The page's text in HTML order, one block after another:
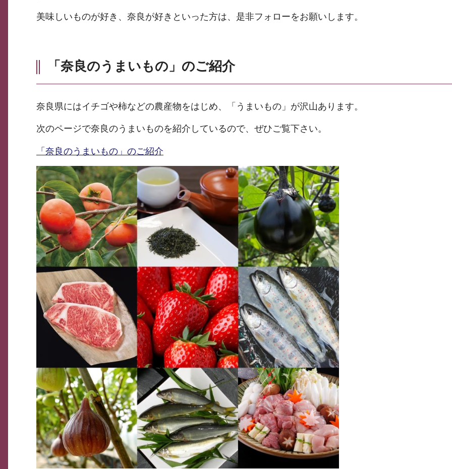
美味しいものが好き、奈良が好きといった方は、是非フォローをお願いします。
「奈良のうまいもの」のご紹介
奈良県にはイチゴや柿などの農産物をはじめ、「うまいもの」が沢山あります。
次のページで奈良のうまいものを紹介しているので、ぜひご覧下さい。
「奈良のうまいもの」のご紹介